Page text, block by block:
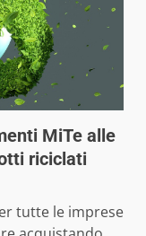
MiTe alle
riciclati
tutte le imprese